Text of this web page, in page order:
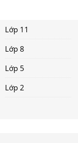
Lớp 11
Lớp 8
Lớp 5
Lớp 2